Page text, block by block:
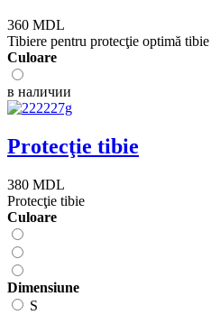
360 MDL
Tibiere pentru protecţie optimă
Сuloare
в наличии
Protecţie tibie
380 MDL
Protecţie tibie
Сuloare
Dimensiune
S